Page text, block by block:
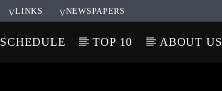
LINKS NEWSPAPERS
SCHEDULE TOP 10 ABOUT US